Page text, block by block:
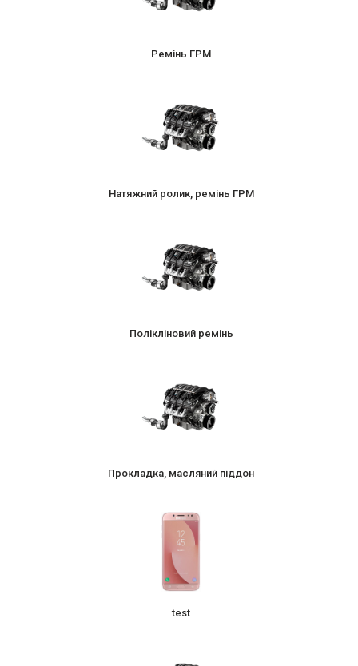
Ремінь ГРМ
Натяжний ролик, ремінь ГРМ
Полікліновий ремінь
Прокладка, масляний піддон
test